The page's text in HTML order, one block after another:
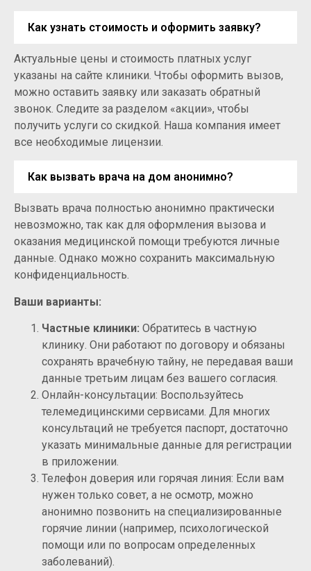
Как узнать стоимость и оформить заявку?
Актуальные цены и стоимость платных услуг
указаны на сайте клиники. Чтобы оформить вызов,
можно оставить заявку или заказать обратный
звонок. Следите за разделом «акции», чтобы
получить услуги со скидкой. Наша компания имеет
все необходимые лицензии.
Как вызвать врача на дом анонимно?
Вызвать врача полностью анонимно практически
невозможно, так как для оформления вызова и
оказания медицинской помощи требуются личные
данные. Однако можно сохранить максимальную
конфиденциальность.
Ваши варианты:
Частные клиники: Обратитесь в частную
клинику. Они работают по договору и обязаны
сохранять врачебную тайну, не передавая ваши
данные третьим лицам без вашего согласия.
Онлайн-консультации: Воспользуйтесь
телемедицинскими сервисами. Для многих
консультаций не требуется паспорт, достаточно
указать минимальные данные для регистрации
в приложении.
Телефон доверия или горячая линия: Если вам
нужен только совет, а не осмотр, можно
анонимно позвонить на специализированные
горячие линии (например, психологической
помощи или по вопросам определенных
заболеваний).